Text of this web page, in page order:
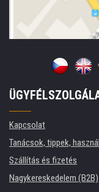
Kapcsolat
Tanácsok, tippek,
Szállítás és fizetés
Nagykereskedelem (B2B)